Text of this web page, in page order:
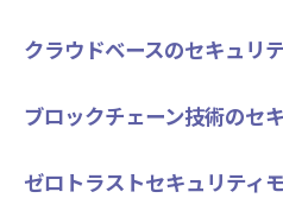
クラウドベースのセキュリ
ブロックチェーン技術のセ
ゼロトラストセキュリティ